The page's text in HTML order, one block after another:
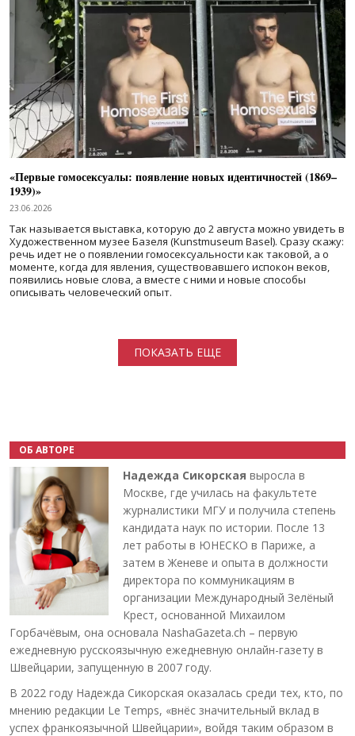
«Первые гомосексуалы: появление новых идентичностей (1869–
1939)»
23.06.2026
Так называется выставка, которую до 2 августа можно увидеть в
Художественном музее Базеля (Kunstmuseum Basel). Сразу скажу:
речь идет не о появлении гомосексуальности как таковой, а о
моменте, когда для явления, существовавшего испокон веков,
появились новые слова, а вместе с ними и новые способы
описывать человеческий опыт.
ПОКАЗАТЬ ЕЩЕ
ОБ АВТОРЕ
Надежда Сикорская выросла в
Москве, где училась на факультете
журналистики МГУ и получила степень
кандидата наук по истории. После 13
лет работы в ЮНЕСКО в Париже, а
затем в Женеве и опыта в должности
директора по коммуникациям в
организации Международный Зелёный
Крест, основанной Михаилом
Горбачёвым, она основала NashaGazeta.ch – первую
ежедневную русскоязычную ежедневную онлайн-газету в
Швейцарии, запущенную в 2007 году.
В 2022 году Надежда Сикорская оказалась среди тех, кто, по
мнению редакции Le Temps, «внёс значительный вклад в
успех франкоязычной Швейцарии», войдя таким образом в